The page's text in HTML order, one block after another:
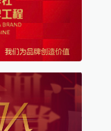
起撤销退市风
险警示
06-18